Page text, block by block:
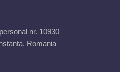
nr. 10930
Romania